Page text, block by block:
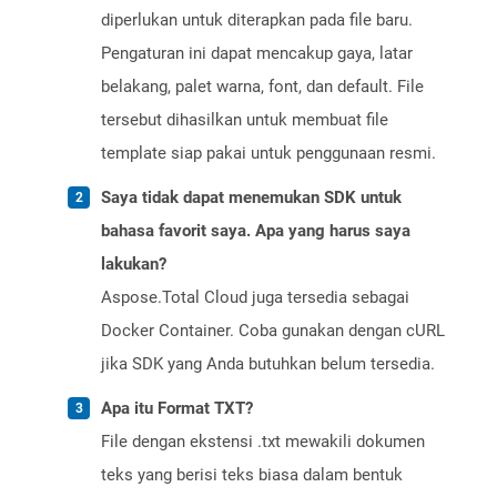
diperlukan untuk diterapkan pada file baru.
Pengaturan ini dapat mencakup gaya, latar
belakang, palet warna, font, dan default. File
tersebut dihasilkan untuk membuat file
template siap pakai untuk penggunaan resmi.
Saya tidak dapat menemukan SDK untuk
bahasa favorit saya. Apa yang harus saya
lakukan?
Aspose.Total Cloud juga tersedia sebagai
Docker Container. Coba gunakan dengan cURL
jika SDK yang Anda butuhkan belum tersedia.
Apa itu Format TXT?
File dengan ekstensi .txt mewakili dokumen
teks yang berisi teks biasa dalam bentuk